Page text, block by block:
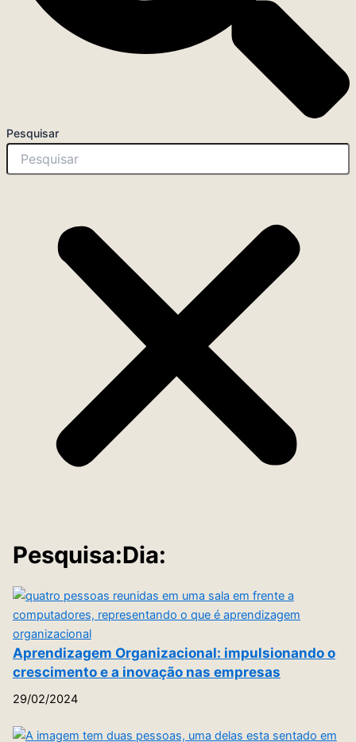
Pesquisar
Pesquisa:Dia:
Aprendizagem Organizacional: impulsionando o
crescimento e a inovação nas empresas
29/02/2024